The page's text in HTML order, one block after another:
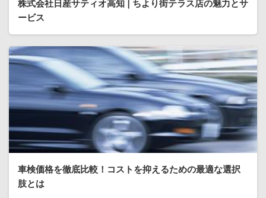
株式会社日産サティオ高知 | ちより街テラス店の魅力とサ
ービス
車検価格を徹底比較！コストを抑えるための最適な選択
肢とは